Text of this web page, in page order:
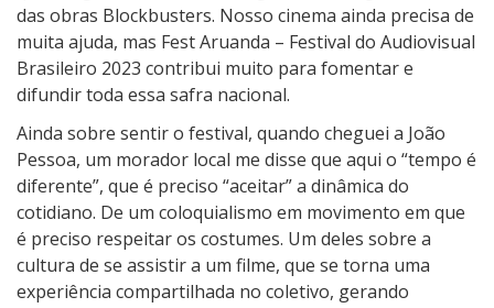
das obras Blockbusters. Nosso cinema ainda precisa de
muita ajuda, mas Fest Aruanda – Festival do Audiovisual
Brasileiro 2023 contribui muito para fomentar e
difundir toda essa safra nacional.
Ainda sobre sentir o festival, quando cheguei a João
Pessoa, um morador local me disse que aqui o “tempo é
diferente”, que é preciso “aceitar” a dinâmica do
cotidiano. De um coloquialismo em movimento em que
é preciso respeitar os costumes. Um deles sobre a
cultura de se assistir a um filme, que se torna uma
experiência compartilhada no coletivo, gerando